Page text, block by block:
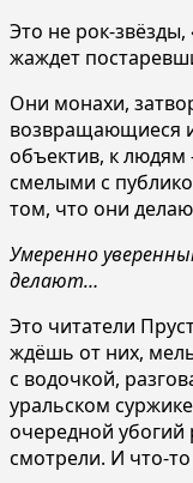
Это не рок-звёзды,
жаждет
Они монахи,
возвращающиеся
объектив, к людям
смелыми с
том, что они
Умеренно
делают…
Это читатели
ждёшь от них,
с водочкой,
уральском
очередной убогий
смотрели. И что-